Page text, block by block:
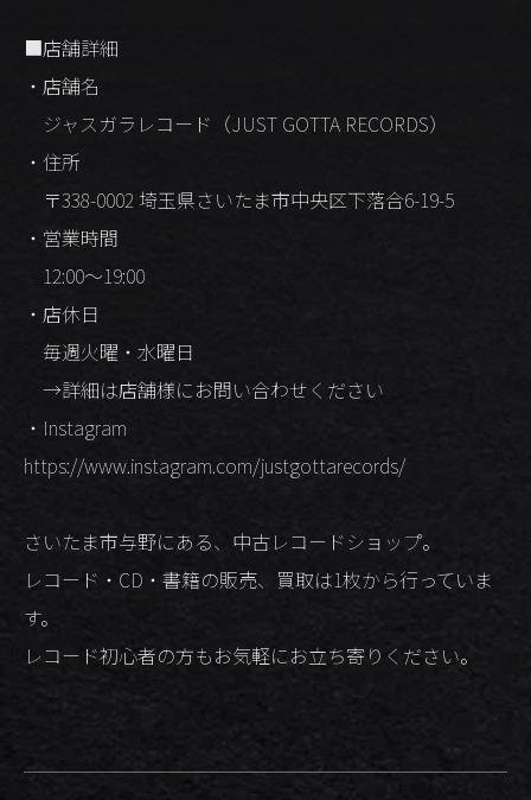
■店舗詳細
・店舗名
ジャスガラレコード（JUST GOTTA RECORDS）
・住所
〒338-0002 埼玉県さいたま市中央区下落合6-19-5
・営業時間
12:00～19:00
・店休日
毎週火曜・水曜日
→詳細は店舗様にお問い合わせください
・Instagram
https://www.instagram.com/justgottarecords/
さいたま市与野にある、中古レコードショップ。
レコード・CD・書籍の販売、買取は1枚から行っていま
す。
レコード初心者の方もお気軽にお立ち寄りください。